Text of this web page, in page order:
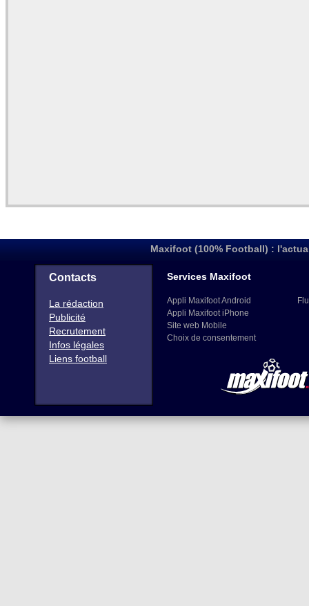
Maxifoot (100% Football) :
Contacts
La rédaction
Publicité
Recrutement
Infos légales
Liens football
Services Maxifoot
Appli Maxifoot Android
Appli Maxifoot iPhone
Site web Mobile
Choix de consentement